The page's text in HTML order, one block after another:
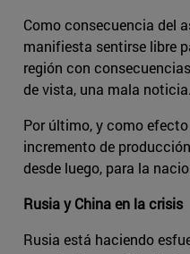
Como consecuencia del
manifiesta sentirse libre
región con
de vista, una mala noticia.
Por último, y como
incremento de
desde luego, para la
Rusia y China en la crisis
Rusia está haciendo